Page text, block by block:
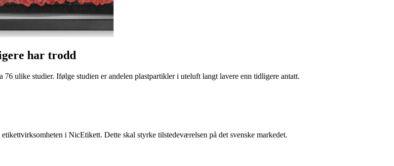
har trodd
ulike studier. Ifølge studien er andelen plastpartikler i uteluft langt lavere enn tidligere antatt.
i NicEtikett. Dette skal styrke tilstedeværelsen på det svenske markedet.